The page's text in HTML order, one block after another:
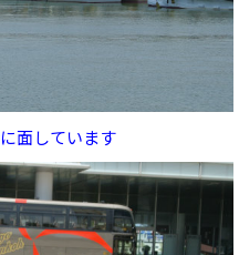
面しています